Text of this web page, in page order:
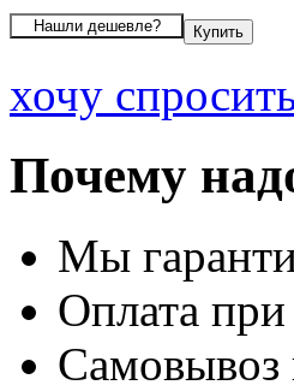
хочу
Почему
Мы
Оплата
Самовывоз